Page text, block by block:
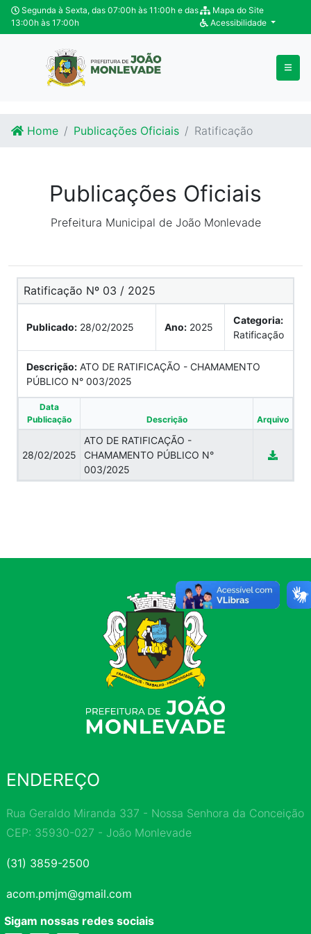
Ir para o conteúdo
Ir para o fim do conteúdo
Segunda à Sexta, das 07:00h às 11:00h e das
13:00h às 17:00h
Mapa do Site
Acessibilidade
Home Publicações Oficiais Ratificação
Publicações Oficiais
Prefeitura Municipal de João Monlevade
Ratificação Nº 03 / 2025
Publicado: 28/02/2025 Ano: 2025
Categoria:
Ratificação
Descrição: ATO DE RATIFICAÇÃO - CHAMAMENTO
PÚBLICO N° 003/2025
Data
Publicação
Descrição Arquivo
28/02/2025
ATO DE RATIFICAÇÃO -
CHAMAMENTO PÚBLICO N°
003/2025
ENDEREÇO
Rua Geraldo Miranda 337 - Nossa Senhora da Conceição
CEP: 35930-027 - João Monlevade
(31) 3859-2500
acom.pmjm@gmail.com
Sigam nossas redes sociais